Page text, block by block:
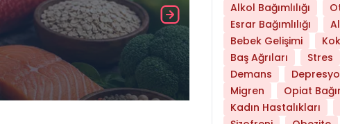
Daha Az Protein
Alkol Bağımlılığı
Esrar Bağımlılığı
Bebek Gelişimi
Baş Ağrıları
Stres
Demans
Migren
Opiat
Kadın Hastalıkları